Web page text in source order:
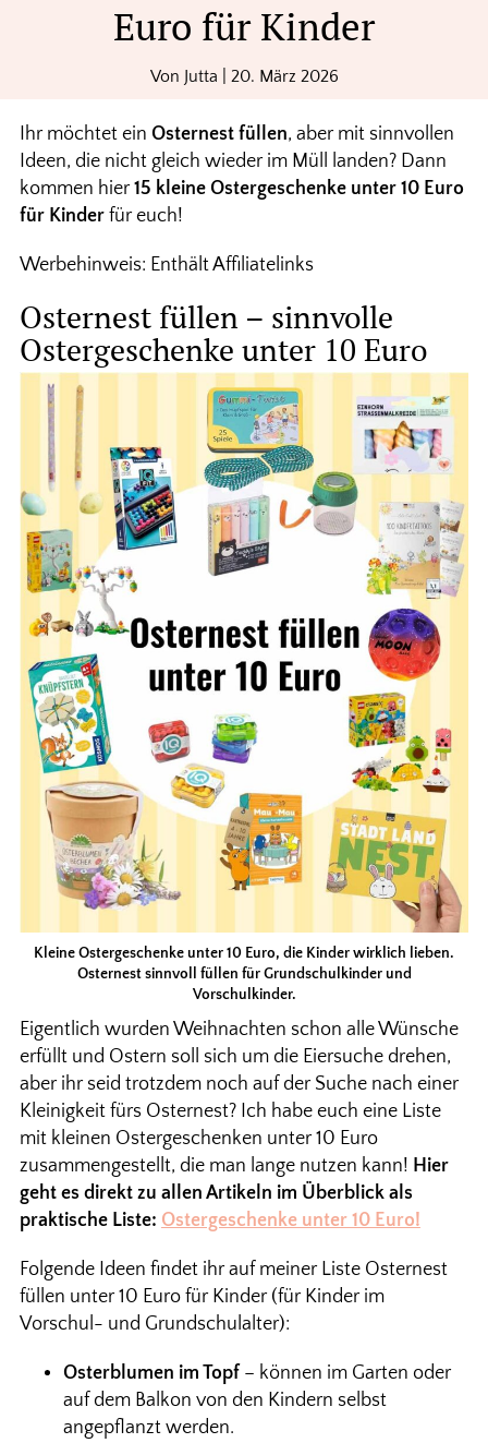
Euro für Kinder
Von Jutta 20. März 2026
Ihr möchtet ein Osternest füllen, aber mit sinnvollen
Ideen, die nicht gleich wieder im Müll landen? Dann
kommen hier15 kleine Ostergeschenke unter 10 Euro
für Kinderfür euch!
Werbehinweis: Enthält Affiliatelinks
Osternest füllen – sinnvolle
Ostergeschenke unter 10 Euro
Kleine Ostergeschenke unter 10 Euro, die Kinder wirklich lieben.
Osternest sinnvoll füllen für Grundschulkinder und
Vorschulkinder.
Eigentlich wurden Weihnachten schon alle Wünsche
erfüllt und Ostern soll sich um die Eiersuche drehen,
aber ihr seid trotzdem noch auf der Suche nach einer
Kleinigkeit fürs Osternest? Ich habe euch eine Liste
mit kleinen Ostergeschenken unter 10 Euro
zusammengestellt, die man lange nutzen kann! Hier
geht es direkt zu allen Artikeln im Überblick als
praktische Liste: Ostergeschenke unter 10 Euro!
Folgende Ideen findet ihr auf meiner Liste Osternest
füllen unter 10 Euro für Kinder (für Kinder im
Vorschul- und Grundschulalter):
Osterblumen im Topf– können im Garten oder
auf dem Balkon von den Kindern selbst
angepflanzt werden.